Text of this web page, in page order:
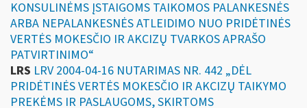
KONSULINĖMS ĮSTAIGOMS TAIKOMOS PALANKESNĖS
ARBA NEPALANKESNĖS ATLEIDIMO NUO PRIDĖTINĖS
VERTĖS MOKESČIO IR AKCIZŲ TVARKOS APRAŠO
PATVIRTINIMO“
LRS LRV 2004-04-16 NUTARIMAS NR. 442 „DĖL
PRIDĖTINĖS VERTĖS MOKESČIO IR AKCIZŲ TAIKYMO
PREKĖMS IR PASLAUGOMS, SKIRTOMS